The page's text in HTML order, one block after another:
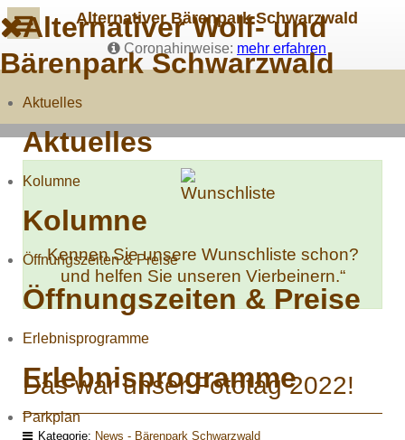
Alternativer Bärenpark Schwarzwald
Coronahinweise: mehr erfahren
Alternativer Wolf- und
Bärenpark Schwarzwald
Aktuelles
Aktuelles
Kolumne
Kolumne
Öffnungszeiten & Preise
Öffnungszeiten & Preise
Erlebnisprogramme
Erlebnisprogramme
Parkplan
Kennen Sie unsere Wunschliste schon?
und helfen Sie unseren Vierbeinern.“
Das war unser Fototag 2022!
Kategorie: News - Bärenpark Schwarzwald